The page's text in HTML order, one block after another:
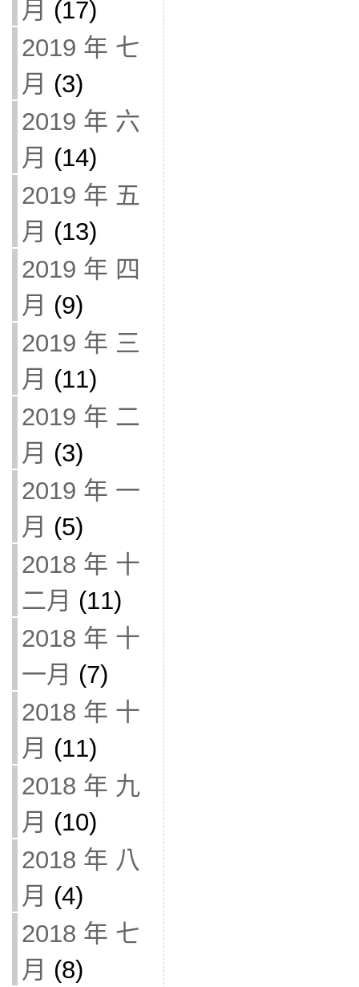
月 (17)
2019 年 七
月 (3)
2019 年 六
月 (14)
2019 年 五
月 (13)
2019 年 四
月 (9)
2019 年 三
月 (11)
2019 年 二
月 (3)
2019 年 一
月 (5)
2018 年 十
二月 (11)
2018 年 十
一月 (7)
2018 年 十
月 (11)
2018 年 九
月 (10)
2018 年 八
月 (4)
2018 年 七
月 (8)